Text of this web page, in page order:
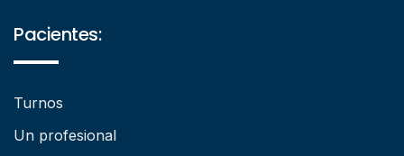
Pacientes:
Turnos
Un profesional